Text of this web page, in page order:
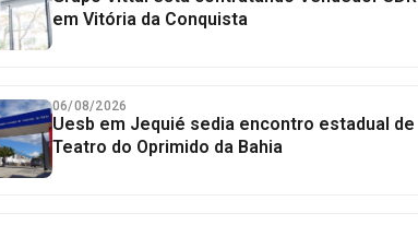
em Vitória da Conquista
06/08/2026
Uesb em Jequié sedia encontro estadual de
Teatro do Oprimido da Bahia